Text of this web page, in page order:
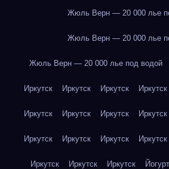
Жюль Верн — 20 000 лье
Жюль Верн — 20 000 лье
Жюль Верн — 20 000 лье под водой
Иркутск Иркутск Иркутск Иркутск
Иркутск Иркутск Иркутск Иркутск
Иркутск Иркутск Иркутск Иркутск
Иркутск Иркутск Иркутск Йогурт